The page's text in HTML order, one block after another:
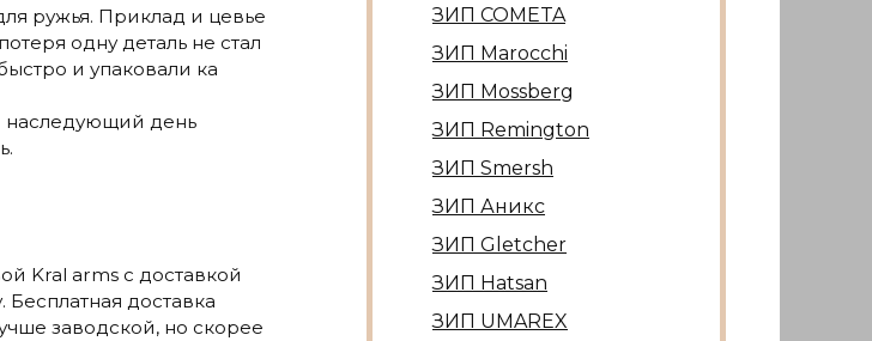
ружья. Приклад и цевье
одну деталь не стал
и упаковали ка
наследующий день
Kral arms с доставкой
Бесплатная доставка
заводской, но скорее
ЗИП COMETA
ЗИП Marocсhi
ЗИП Mossberg
ЗИП Remington
ЗИП Smersh
ЗИП Аникс
ЗИП Gletcher
ЗИП Hatsan
ЗИП UMAREX